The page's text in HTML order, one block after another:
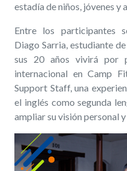
estadía de niños, jóvenes y
Entre los participantes
Diago Sarria, estudiante
sus 20 años vivirá por
internacional en Camp
Support Staff, una
el inglés como segunda
ampliar su visión personal